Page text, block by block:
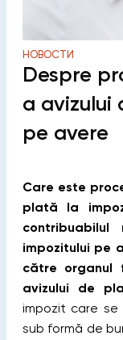
НОВОСТИ
Despre
a avizului
pe avere
Care este
plată la
impozitului pe
către organul
avizului de
impozit care se
sub formă de